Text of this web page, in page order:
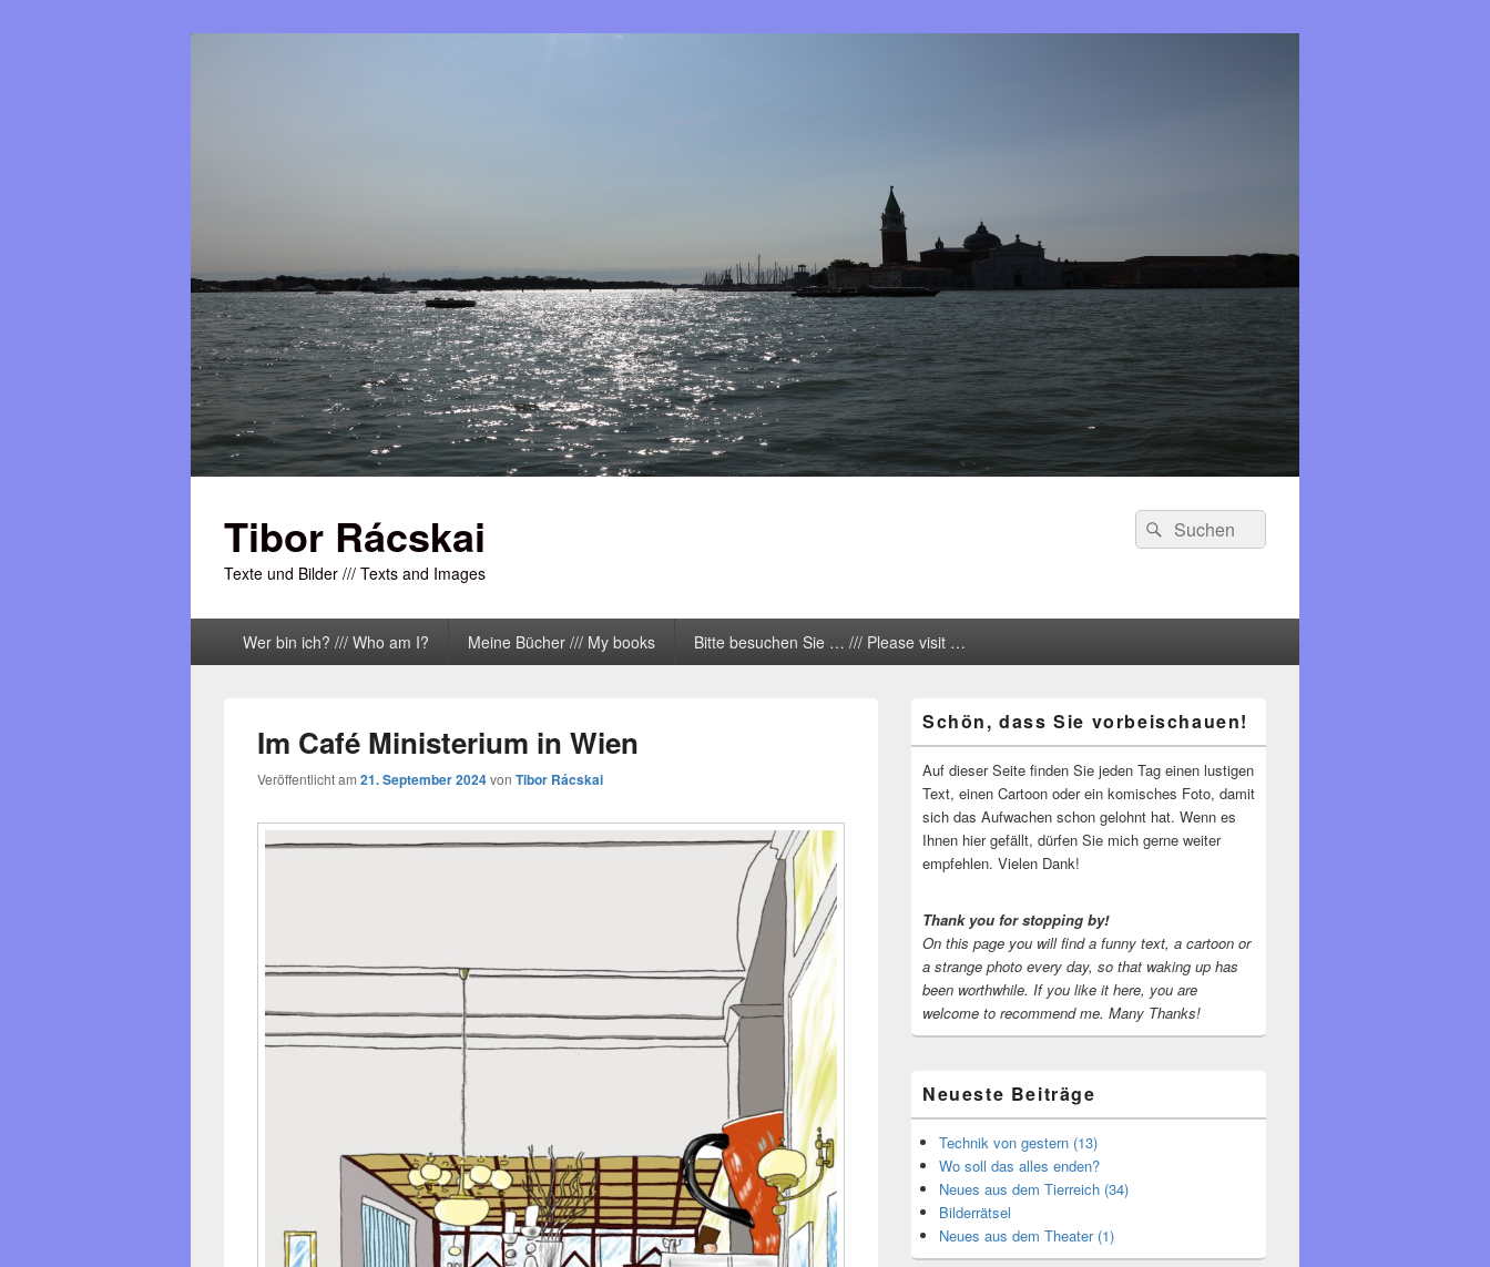
Tibor Rácskai
Texte und Bilder /// Texts and Images
Suchen
nach:
Suchen
Wer bin ich? /// Who am I? Meine Bücher /// My books Bitte besuchen Sie … /// Please visit …
Im Café Ministerium in Wien
Veröffentlicht am 21. September 2024von Tibor Rácskai
Seitenleisten-
Widgetbereich
Schön, dass Sie vorbeischauen!
Auf dieser Seite finden Sie jeden Tag einen lustigen
Text, einen Cartoon oder ein komisches Foto, damit
sich das Aufwachen schon gelohnt hat. Wenn es
Ihnen hier gefällt, dürfen Sie mich gerne weiter
empfehlen. Vielen Dank!
Thank you for stopping by!
On this page you will find a funny text, a cartoon or
a strange photo every day, so that waking up has
been worthwhile. If you like it here, you are
welcome to recommend me. Many Thanks!
Neueste Beiträge
Technik von gestern (13)
Wo soll das alles enden?
Neues aus dem Tierreich (34)
Bilderrätsel
Neues aus dem Theater (1)